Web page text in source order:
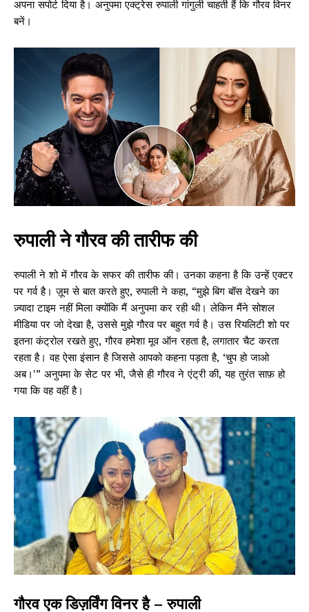
अपना सपोर्ट दिया है। अनुपमा एक्ट्रेस रुपाली गांगुली चाहती हैं कि गौरव विनर
बनें।
रुपाली ने गौरव की तारीफ की
रुपाली ने शो में गौरव के सफर की तारीफ की। उनका कहना है कि उन्हें एक्टर
पर गर्व है। ज़ूम से बात करते हुए, रुपाली ने कहा, “मुझे बिग बॉस देखने का
ज़्यादा टाइम नहीं मिला क्योंकि मैं अनुपमा कर रही थी। लेकिन मैंने सोशल
मीडिया पर जो देखा है, उससे मुझे गौरव पर बहुत गर्व है। उस रियलिटी शो पर
इतना कंट्रोल रखते हुए, गौरव हमेशा मूव ऑन रहता है, लगातार चैट करता
रहता है। वह ऐसा इंसान है जिससे आपको कहना पड़ता है, ‘चुप हो जाओ
अब।'” अनुपमा के सेट पर भी, जैसे ही गौरव ने एंट्री की, यह तुरंत साफ़ हो
गया कि वह वहीं है।
गौरव एक डिज़र्विंग विनर है – रुपाली